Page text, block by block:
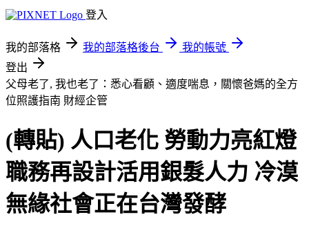
登入
我的部落格 我的部落格後台
我的帳號
登出
父母老了, 我也老了：悉心看顧、適度喘息，關懷爸媽的全方
位照護指南 財經企管
(轉貼) 人口老化 勞動力亮紅燈
職務再設計活用銀髮人力 冷漠
無緣社會正在台灣發酵